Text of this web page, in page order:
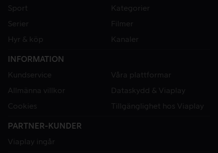
Sport
Kategorier
Serier
Filmer
Hyr & köp
Kanaler
INFORMATION
Kundservice
Våra plattformar
Allmänna villkor
Dataskydd & Viaplay
Cookies
Tillgänglighet hos Viaplay
PARTNER-KUNDER
Viaplay ingår